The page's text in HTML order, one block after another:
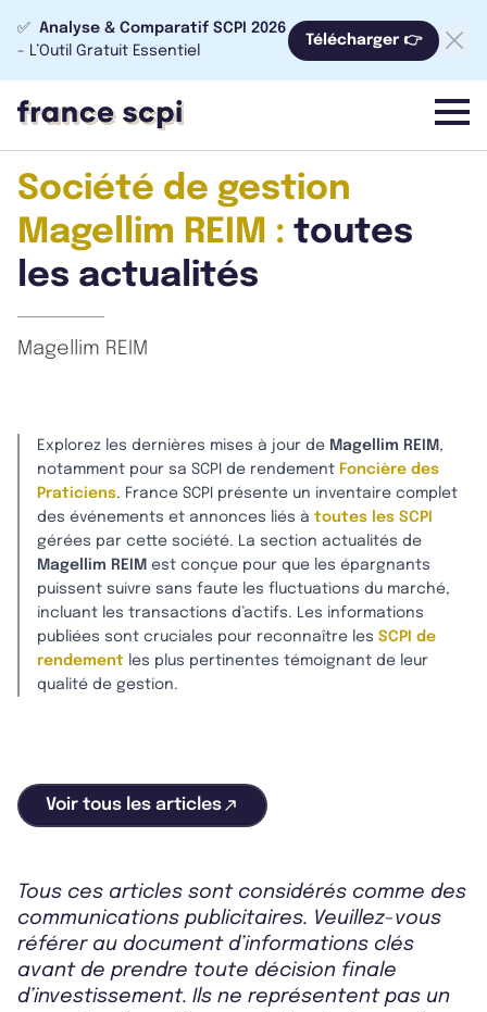
✅ Analyse & Comparatif SCPI 2026
- L’Outil Gratuit Essentiel
Télécharger 👉
menu
Société de gestion
Magellim REIM : toutes
les actualités
Magellim REIM
Explorez les dernières mises à jour de Magellim REIM ,
notamment pour sa SCPI de rendement Foncière des
Praticiens. France SCPI présente un inventaire complet
des événements et annonces liés à toutes les SCPI
gérées par cette société. La section actualités de
Magellim REIM est conçue pour que les épargnants
puissent suivre sans faute les fluctuations du marché,
incluant les transactions d’actifs. Les informations
publiées sont cruciales pour reconnaître les SCPI de
rendement les plus pertinentes témoignant de leur
qualité de gestion.
Voir tous les articles
Tous ces articles sont considérés comme des
communications publicitaires. Veuillez-vous
référer au document d’informations clés
avant de prendre toute décision finale
d’investissement. Ils ne représentent pas un